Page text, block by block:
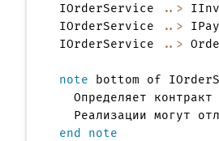
IOrderService
..>
IOrderService
..>
IOrderService
..>
note bottom of
Определяет контракт
Реализации могут
end note